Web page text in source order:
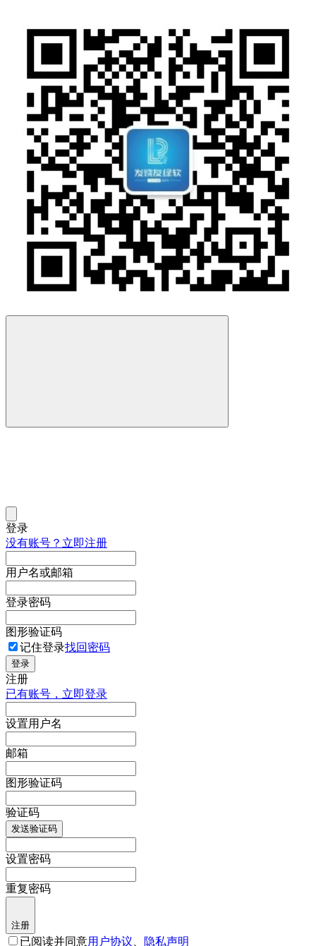
登录
没有账号？立即注册
用户名或邮箱
登录密码
图形验证码
记住登录找回密码
登录
注册
已有账号，立即登录
设置用户名
邮箱
图形验证码
验证码
发送验证码
设置密码
重复密码
注册
已阅读并同意用户协议 隐私声明